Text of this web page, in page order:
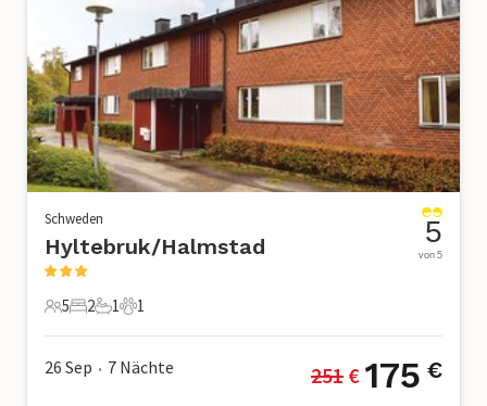
Schweden
Hyltebruk/Halmstad
5 Gäste
5
2 Schlafzimmer
2
1 Badezimmer
1
1 Haustier
1
5
von 5
26 Sep • 7 Nächte 251 € 175 €